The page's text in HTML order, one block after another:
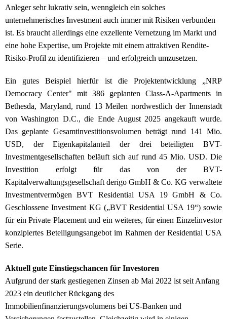
Anleger sehr lukrativ sein, wenngleich ein solches
unternehmerisches Investment auch immer mit Risiken verbunden
ist. Es braucht allerdings eine exzellente Vernetzung im Markt und
eine hohe Expertise, um Projekte mit einem attraktiven Rendite-
Risiko-Profil zu identifizieren – und erfolgreich umzusetzen.
Ein gutes Beispiel hierfür ist die Projektentwicklung „NRP
Democracy Center" mit 386 geplanten Class-A-Apartments in
Bethesda, Maryland, rund 13 Meilen nordwestlich der Innenstadt
von Washington D.C., die Ende August 2025 angekauft wurde.
Das geplante Gesamtinvestitions­volumen beträgt rund 141 Mio.
USD, der Eigenkapitalanteil der drei beteiligten BVT-
Investmentgesellschaften beläuft sich auf rund 45 Mio. USD. Die
Investition erfolgt für das von der BVT-
Kapitalverwaltungsgesellschaft derigo GmbH & Co. KG verwaltete
Investmentvermögen BVT Residential USA 19 GmbH & Co.
Geschlossene Investment KG („BVT Residential USA 19“) sowie
für ein Private Placement und ein weiteres, für einen Einzelinvestor
konzipiertes Beteiligungsangebot im Rahmen der Residential USA
Serie.
Aktuell gute Einstiegschancen für Investoren
Aufgrund der stark gestiegenen Zinsen ab Mai 2022 ist seit Anfang
2023 ein deutlicher Rückgang des
Immobilienfinanzierungsvolumens bei US-Banken und